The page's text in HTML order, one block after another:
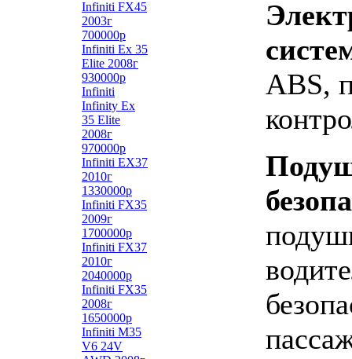
Infiniti FX45
2003г
700000р
Infiniti Ex 35
Elite 2008г
930000р
Infiniti
Infinity Ex
35 Elite
2008г
970000р
Infiniti EX37
2010г
1330000р
Infiniti FX35
2009г
1700000р
Infiniti FX37
2010г
2040000р
Infiniti FX35
2008г
1650000р
Infiniti M35
V6 24V
ABS,